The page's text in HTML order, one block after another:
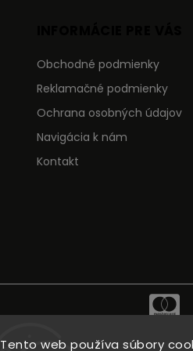
Tento web používa súbory
Obchodné podmienky
Reklamačné podmienky
Ochrana osobných údajov
Navigácia k nám
Kontakt